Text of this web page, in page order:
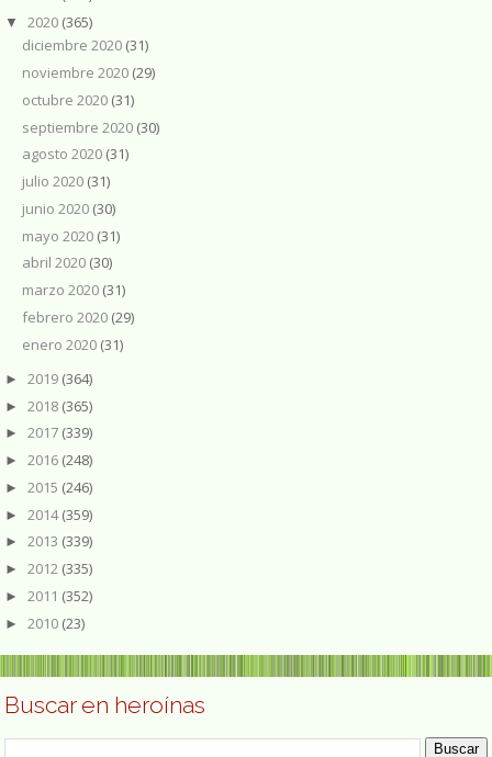
▼ 2020 (365)
diciembre 2020 (31)
noviembre 2020 (29)
octubre 2020 (31)
septiembre 2020 (30)
agosto 2020 (31)
julio 2020 (31)
junio 2020 (30)
mayo 2020 (31)
abril 2020 (30)
marzo 2020 (31)
febrero 2020 (29)
enero 2020 (31)
► 2019 (364)
► 2018 (365)
► 2017 (339)
► 2016 (248)
► 2015 (246)
► 2014(359)
► 2013 (339)
► 2012 (335)
► 2011 (352)
► 2010 (23)
Buscar en heroínas